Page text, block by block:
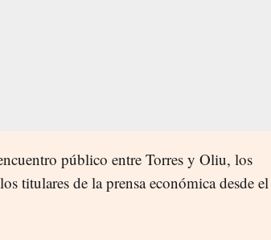
público entre Torres y Oliu, los
titulares de la prensa económica desde el